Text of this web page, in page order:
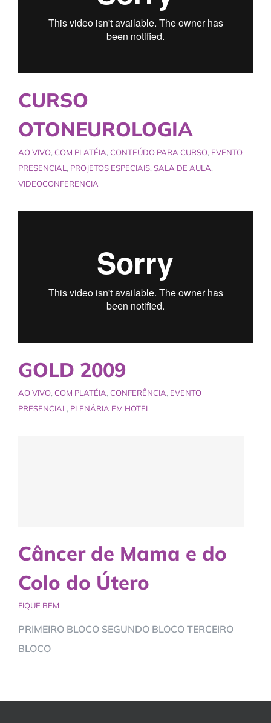
CURSO
OTONEUROLOGIA
AO VIVO, COM PLATÉIA, CONTEÚDO PARA CURSO, EVENTO
PRESENCIAL, PROJETOS ESPECIAIS, SALA DE AULA,
VIDEOCONFERENCIA
GOLD 2009
AO VIVO, COM PLATÉIA, CONFERÊNCIA, EVENTO
PRESENCIAL, PLENÁRIA EM HOTEL
Câncer de Mama e do
Colo do Útero
FIQUE BEM
PRIMEIRO BLOCO SEGUNDO BLOCO TERCEIRO
BLOCO